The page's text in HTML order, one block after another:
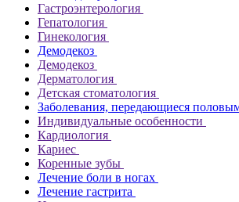
Гастроэнтерология
Гепатология
Гинекология
Демодекоз
Демодекоз
Дерматология
Детская стоматология
Заболевания, передающиеся
Индивидуальные особенности
Кардиология
Кариес
Коренные зубы
Лечение боли в ногах
Лечение гастрита